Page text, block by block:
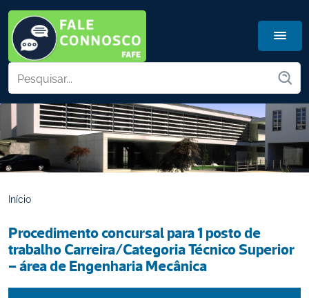
Início
Procedimento concursal para 1 posto de
trabalho Carreira/Categoria Técnico Superior
– área de Engenharia Mecânica